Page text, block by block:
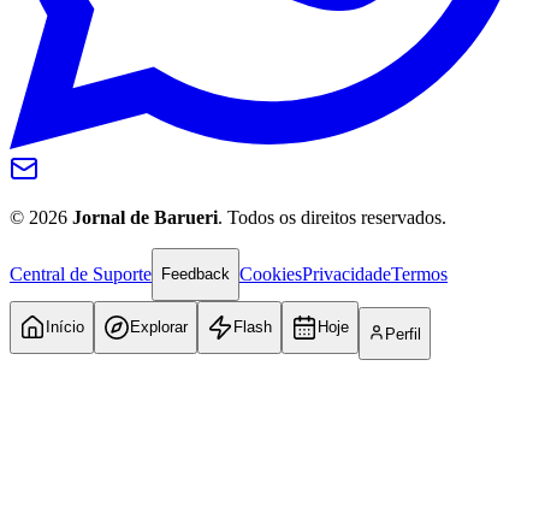
© 2026 Jornal de Barueri. Todos os direitos reservados.
Central de Suporte Feedback CookiesPrivacidadeTermos
Início Explorar Flash Hoje Perfil